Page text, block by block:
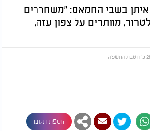
איתן בשבי החמאס: "משחררים
מוותרים על צפון עזה,
הוספת תגובה